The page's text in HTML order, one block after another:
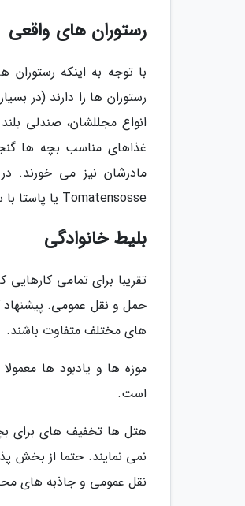
رستوران های واقعی
با توجه به اینکه
رستوران ها را دارند (در
انواع مجللشان، صندلی
غذاهای مناسب بچه ها
Tomatensosse یا پاستا با سس گوجه فرنگی و Spätzle که نوعی ماکارونی و پنیر است بگردید.
بلیط خانوادگی
تقریبا برای تمامی
های مختلف متفاوت باشند.
است.
هتل ها تخفیف های برای
نقل عمومی و جاذبه های